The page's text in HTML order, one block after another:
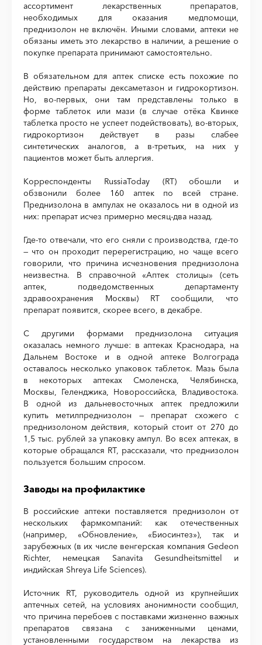
ассортимент лекарственных препаратов,
необходимых для оказания медпомощи,
преднизолон не включён. Иными словами, аптеки не
обязаны иметь это лекарство в наличии, а решение о
покупке препарата принимают самостоятельно.
В обязательном для аптек списке есть похожие по
действию препараты дексаметазон и гидрокортизон.
Но, во-первых, они там представлены только в
форме таблеток или мази (в случае отёка Квинке
таблетка просто не успеет подействовать), во-вторых,
гидрокортизон действует в разы слабее
синтетических аналогов, а в-третьих, на них у
пациентов может быть аллергия.
Корреспонденты RussiaToday (RT) обошли и
обзвонили более 160 аптек по всей стране.
Преднизолона в ампулах не оказалось ни в одной из
них: препарат исчез примерно месяц-два назад.
Где-то отвечали, что его сняли с производства, где-то
— что он проходит перерегистрацию, но чаще всего
говорили, что причина исчезновения преднизолона
неизвестна. В справочной «Аптек столицы» (сеть
аптек, подведомственных департаменту
здравоохранения Москвы) RT сообщили, что
препарат появится, скорее всего, в декабре.
С другими формами преднизолона ситуация
оказалась немного лучше: в аптеках Краснодара, на
Дальнем Востоке и в одной аптеке Волгограда
оставалось несколько упаковок таблеток. Мазь была
в некоторых аптеках Смоленска, Челябинска,
Москвы, Геленджика, Новороссийска, Владивостока.
В одной из дальневосточных аптек предложили
купить метилпреднизолон — препарат схожего с
преднизолоном действия, который стоит от 270 до
1,5 тыс. рублей за упаковку ампул. Во всех аптеках, в
которые обращался RT, рассказали, что преднизолон
пользуется большим спросом.
Заводы на профилактике
В российские аптеки поставляется преднизолон от
нескольких фармкомпаний: как отечественных
(например, «Обновление», «Биосинтез»), так и
зарубежных (в их числе венгерская компания Gedeon
Richter, немецкая Sanavita Gesundheitsmittel и
индийская Shreya Life Sciences).
Источник RT, руководитель одной из крупнейших
аптечных сетей, на условиях анонимности сообщил,
что причина перебоев с поставками жизненно важных
препаратов связана с заниженными ценами,
установленными государством на лекарства из